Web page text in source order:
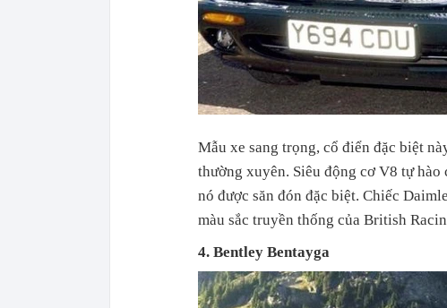
Mẫu xe sang trọng, cổ điển đặc biệt
thường xuyên. Siêu động cơ V8 tự
nó được săn đón đặc biệt. Chiếc
màu sắc truyền thống của British
4. Bentley Bentayga